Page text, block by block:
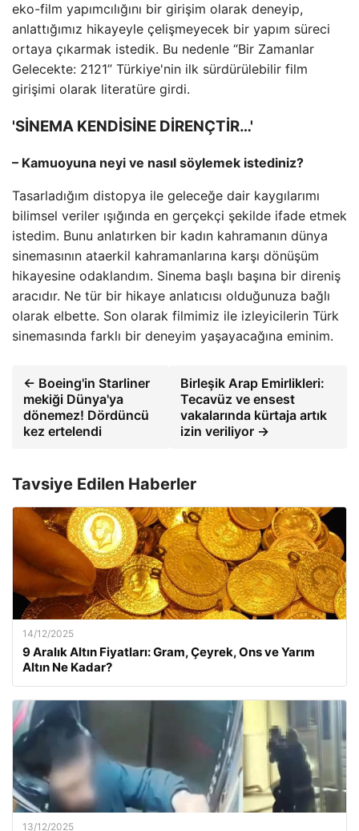
eko-film yapımcılığını bir girişim olarak deneyip,
anlattığımız hikayeyle çelişmeyecek bir yapım süreci
ortaya çıkarmak istedik. Bu nedenle “Bir Zamanlar
Gelecekte: 2121” Türkiye'nin ilk sürdürülebilir film
girişimi olarak literatüre girdi.
'SİNEMA KENDİSİNE DİRENÇTİR…'
– Kamuoyuna neyi ve nasıl söylemek istediniz?
Tasarladığım distopya ile geleceğe dair kaygılarımı
bilimsel veriler ışığında en gerçekçi şekilde ifade etmek
istedim. Bunu anlatırken bir kadın kahramanın dünya
sinemasının ataerkil kahramanlarına karşı dönüşüm
hikayesine odaklandım. Sinema başlı başına bir direniş
aracıdır. Ne tür bir hikaye anlatıcısı olduğunuza bağlı
olarak elbette. Son olarak filmimiz ile izleyicilerin Türk
sinemasında farklı bir deneyim yaşayacağına eminim.
← Boeing'in Starliner
mekiği Dünya'ya
dönemez! Dördüncü
kez ertelendi
Birleşik Arap Emirlikleri:
Tecavüz ve ensest
vakalarında kürtaja artık
izin veriliyor →
Tavsiye Edilen Haberler
14/12/2025
9 Aralık Altın Fiyatları: Gram, Çeyrek, Ons ve Yarım
Altın Ne Kadar?
13/12/2025